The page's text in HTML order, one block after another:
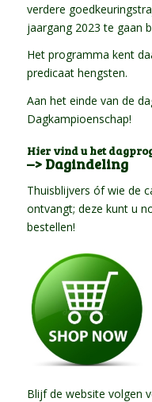
verdere
jaargang 2023 te gaan
Het programma kent
predicaat hengsten.
Aan het einde van de
Dagkampioenschap!
Hier vind u het
–> Dagindeling
Thuisblijvers óf wie de
ontvangt; deze kunt u
bestellen!
Blijf de website volgen